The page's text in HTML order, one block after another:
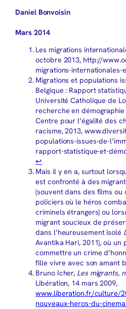
Daniel Bonvoisin
Mars 2014
Les migrations
octobre 2013, http://
migrations-
Migrations et populations
Belgique : Rapport
Université Catholique de
recherche en démographie
Centre pour l’égalité des
racisme, 2013,
populations-issues-de-
rapport-statistique-et-
↩︎
Mais il y en a, surtout
est confronté à des
(souvent dans des films ou
policiers où le héros
criminels étrangers) ou
migrant soucieux de
dans l’heureusement isolé
Avantika Hari, 2011), où
commettre un crime
fille vivre avec son amant
Bruno Icher, Les migrants,
Libération, 14 mars 2009,
www.liberation.fr/culture/
nouveaux-heros-du-